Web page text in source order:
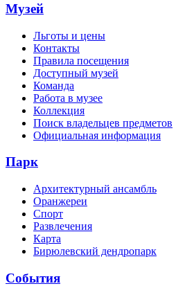
Музей
Льготы и цены
Контакты
Правила посещения
Доступный музей
Команда
Работа в музее
Коллекция
Поиск владельцев предметов
Официальная информация
Парк
Архитектурный ансамбль
Оранжереи
Спорт
Развлечения
Карта
Бирюлевский дендропарк
События